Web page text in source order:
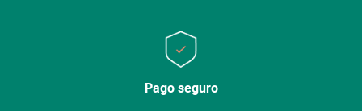
Pago seguro